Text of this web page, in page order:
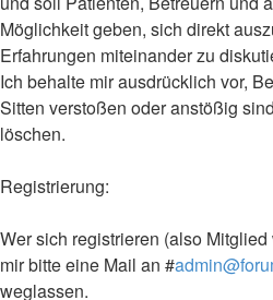
Möglichkeit geben, sich direkt
Erfahrungen miteinander zu
Ich behalte mir ausdrücklich vor,
Sitten verstoßen oder anstößig
löschen.
Registrierung:
Wer sich registrieren (also
mir bitte eine Mail an #
weglassen.